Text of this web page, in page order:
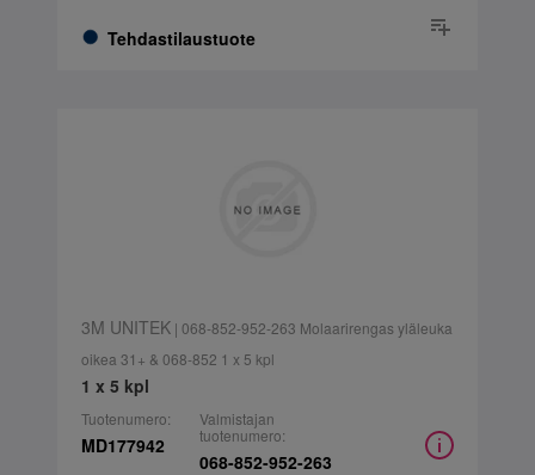
Tehdastilaustuote
3M UNITEK| 068-852-952-263 Molaarirengas yläleuka
oikea 31+ & 068-852 1 x 5 kpl
1 x 5 kpl
Tuotenumero:
MD177942
Valmistajan
tuotenumero:
068-852-952-263